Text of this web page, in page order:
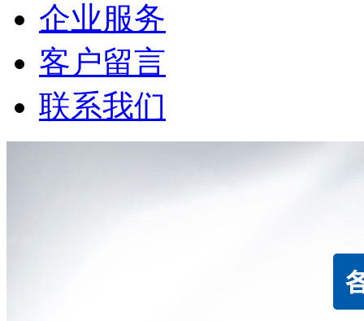
企业服务
客户留言
联系我们